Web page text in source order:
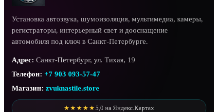
Установка автозвука, шумоизоляция, мультимедиа, камеры,
регистраторы, интерьерный свет и дооснащение
автомобиля под ключ в Санкт-Петербурге.
Адрес: Санкт-Петербург, ул. Тихая, 19
Телефон: +7 903 093-57-47
Магазин: zvuknastile.store
★★★★★5,0 на Яндекс.Картах